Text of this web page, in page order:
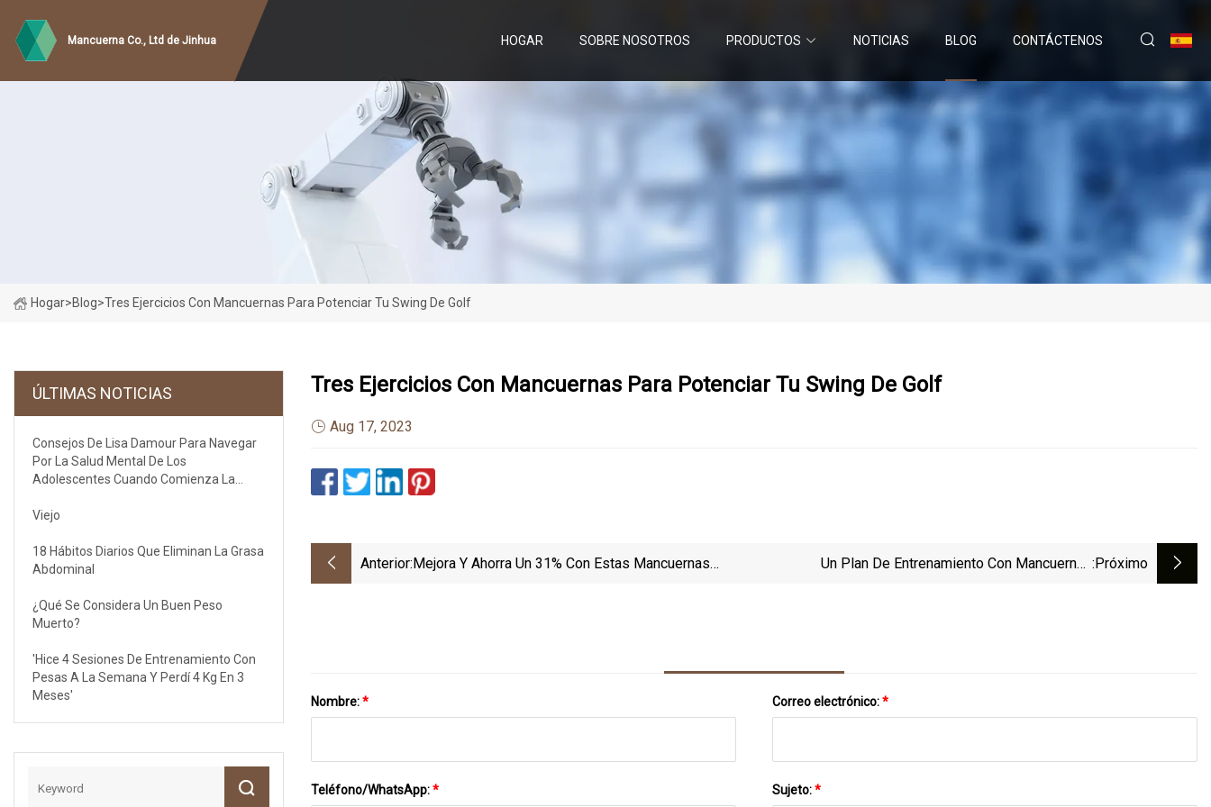
Mancuerna Co., Ltd de Jinhua HOGAR SOBRE NOSOTROS PRODUCTOS NOTICIAS BLOG CONTÁCTENOS
Hogar>Blog>Tres Ejercicios Con Mancuernas Para Potenciar Tu Swing De Golf
ÚLTIMAS NOTICIAS
Consejos De Lisa Damour Para Navegar
Por La Salud Mental De Los
Adolescentes Cuando Comienza La
Viejo
18 Hábitos Diarios Que Eliminan La Grasa
Abdominal
¿Qué Se Considera Un Buen Peso
Muerto?
'Hice 4 Sesiones De Entrenamiento Con
Pesas A La Semana Y Perdí 4 Kg En 3
Meses'
Tres Ejercicios Con Mancuernas Para Potenciar Tu Swing De Golf
Aug 17, 2023
Anterior:Mejora Y Ahorra Un 31% Con Estas Mancuernas
Un Plan De Entrenamiento Con Mancuernas :próximo
Nombre:* Correo electrónico:*
Teléfono/WhatsApp:* Sujeto:*